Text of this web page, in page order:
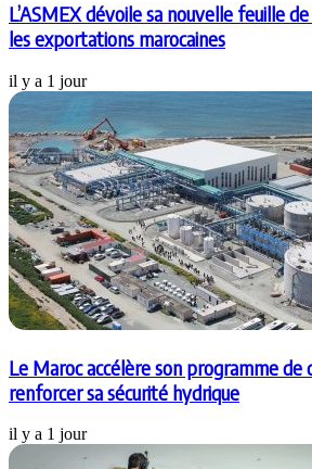
L’ASMEX dévoile sa nouvelle feuille
les exportations marocaines
il y a 1 jour
Le Maroc accélère son programme de
renforcer sa sécurité hydrique
il y a 1 jour